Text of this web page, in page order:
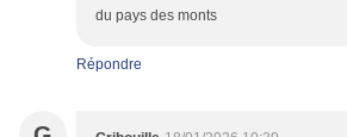
du pays des monts
Répondre